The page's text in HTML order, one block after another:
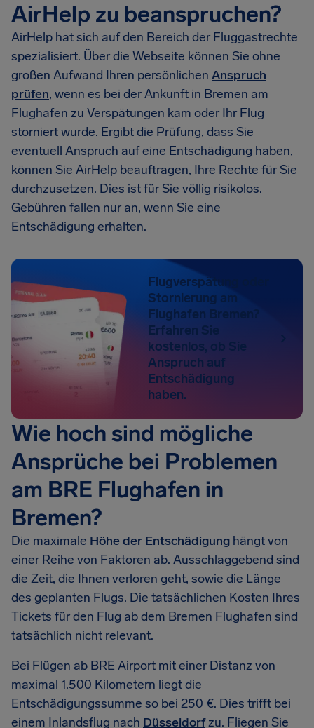
AirHelp zu beanspruchen?
AirHelp hat sich auf den Bereich der Fluggastrechte
spezialisiert. Über die Webseite können Sie ohne
großen Aufwand Ihren persönlichen Anspruch
prüfen, wenn es bei der Ankunft in Bremen am
Flughafen zu Verspätungen kam oder Ihr Flug
storniert wurde. Ergibt die Prüfung, dass Sie
eventuell Anspruch auf eine Entschädigung haben,
können Sie AirHelp beauftragen, Ihre Rechte für Sie
durchzusetzen. Dies ist für Sie völlig risikolos.
Gebühren fallen nur an, wenn Sie eine
Entschädigung erhalten.
Flugverspätung oder
Stornierung am
Flughafen Bremen?
Erfahren Sie
kostenlos, ob Sie
Anspruch auf
Entschädigung
haben.
Wie hoch sind mögliche
Ansprüche bei Problemen
am BRE Flughafen in
Bremen?
Die maximale Höhe der Entschädigung hängt von
einer Reihe von Faktoren ab. Ausschlaggebend sind
die Zeit, die Ihnen verloren geht, sowie die Länge
des geplanten Flugs. Die tatsächlichen Kosten Ihres
Tickets für den Flug ab dem Bremen Flughafen sind
tatsächlich nicht relevant.
Bei Flügen ab BRE Airport mit einer Distanz von
maximal 1.500 Kilometern liegt die
Entschädigungssumme so bei 250 €. Dies trifft bei
einem Inlandsflug nach Düsseldorfzu. Fliegen Sie